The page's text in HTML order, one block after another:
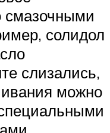
смазочными
солидол
слизались,
можно